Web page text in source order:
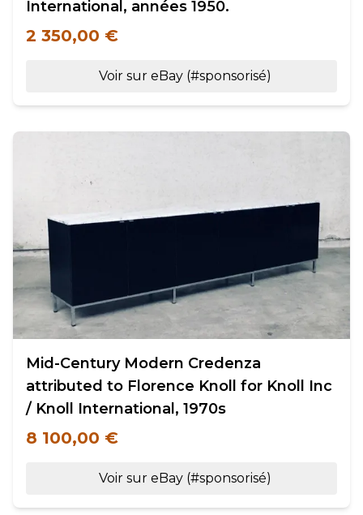
International, années 1950.
2 350,00 €
Voir sur eBay (#sponsorisé)
Mid-Century Modern Credenza
attributed to Florence Knoll for Knoll Inc
/ Knoll International, 1970s
8 100,00 €
Voir sur eBay (#sponsorisé)